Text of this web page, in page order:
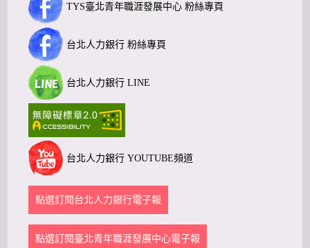
TYS臺北青年職涯發展中心 粉絲專頁
台北人力銀行 粉絲專頁
台北人力銀行 LINE
台北人力銀行 YOUTUBE頻道
點選訂閱台北人力銀行電子報
點選訂閱臺北青年職涯發展中心電子報